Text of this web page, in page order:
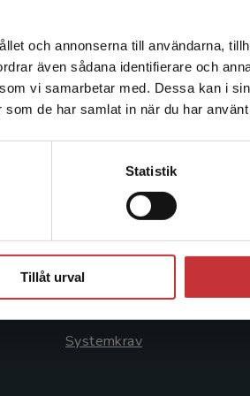
och annonserna till användarna,
även sådana identifierare och
vi samarbetar med. Dessa kan i
de har samlat in när du har
Statistik
Tillåt urval
besöker studentlitteratur.se via en
Vi erbjuder inte leveranser utanför
slutföra ett köp måste
i Sverige.Läs mer
Kundservice
Kontakta kundservice
046-31 21 00
Frågor och svar
Systemkrav